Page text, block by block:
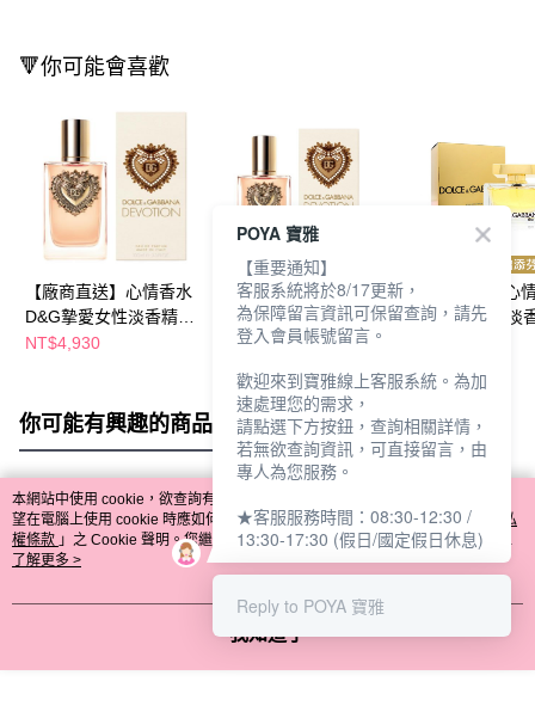
🔻你可能會喜歡
【廠商直送】心情香水
D&G摯愛女性淡香精
100ml
NT$4,930
【廠商直送】心情香水
D&G摯愛女性淡香精
50ml
NT$2,829
【廠商直送】心
D&G唯我女性淡
你可能有興趣的商品 全站排行
熱門標籤
本網站中使用 cookie，欲查詢有關本網站使用 cookie 方式之詳情，及若您不希
望在電腦上使用 cookie 時應如何變更電腦的 cookie 設定，請參閱本網站「
隱私
權條款 」之 Cookie 聲明。您繼續使用本網站即表示您同意本公司得按本網站使
用條款之 Cookie 聲明使用 cookie。
了解更多 >
我知道了
POYA 寶雅
【重要通知】
客服系統將於8/17更新，
為保障留言資訊可保留查詢，請先
登入會員帳號留言。
歡迎來到寶雅線上客服系統。為加
速處理您的需求，
請點選下方按鈕，查詢相關詳情，
若無欲查詢資訊，可直接留言，由
專人為您服務。
★客服服務時間：08:30-12:30 /
13:30-17:30 (假日/國定假日休息)
Reply to POYA 寶雅